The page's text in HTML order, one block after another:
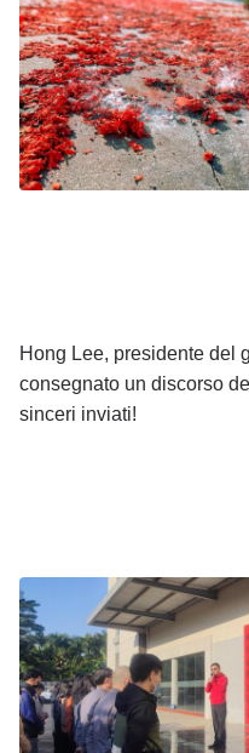
Hong Lee, presidente del
consegnato un discorso
sinceri inviati!